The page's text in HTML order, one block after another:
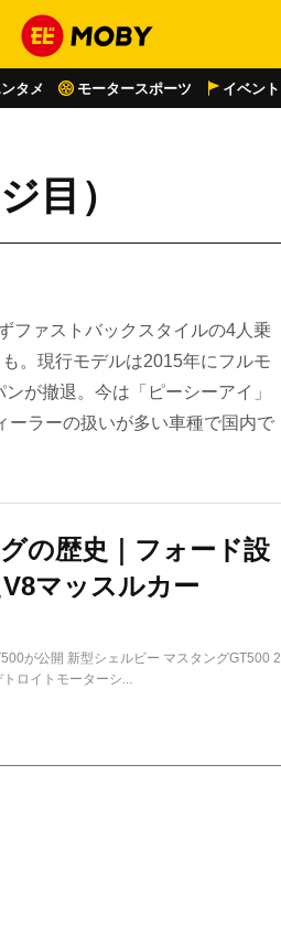
タメ モータースポーツ イベント
目）
ファストバックスタイルの4人乗
。現行モデルは2015年にフルモ
が撤退。今は「ピーシーアイ」
ーラーの扱いが多い車種で国内で
の歴史｜フォード設
マッスルカー
が公開 新型シェルビー マスタングGT500 2
ロイトモーターシ...